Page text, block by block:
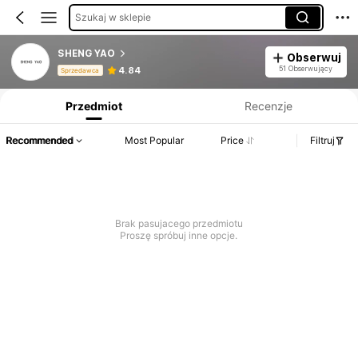
Szukaj w sklepie
SHENG YAO
Sprzedawca 4.84
Obserwuj
51 Obserwujący
Przedmiot Recenzje
Recommended Most Popular Price Filtruj
Brak pasujacego przedmiotu
Proszę spróbuj inne opcje.